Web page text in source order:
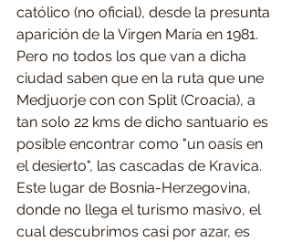
católico (no oficial), desde la presunta
aparición de la Virgen María en 1981.
Pero no todos los que van a dicha
ciudad saben que en la ruta que une
Medjuorje con con Split (Croacia), a
tan solo 22 kms de dicho santuario es
posible encontrar como "un oasis en
el desierto", las cascadas de Kravica.
Este lugar de Bosnia-Herzegovina,
donde no llega el turismo masivo, el
cual descubrimos casi por azar, es